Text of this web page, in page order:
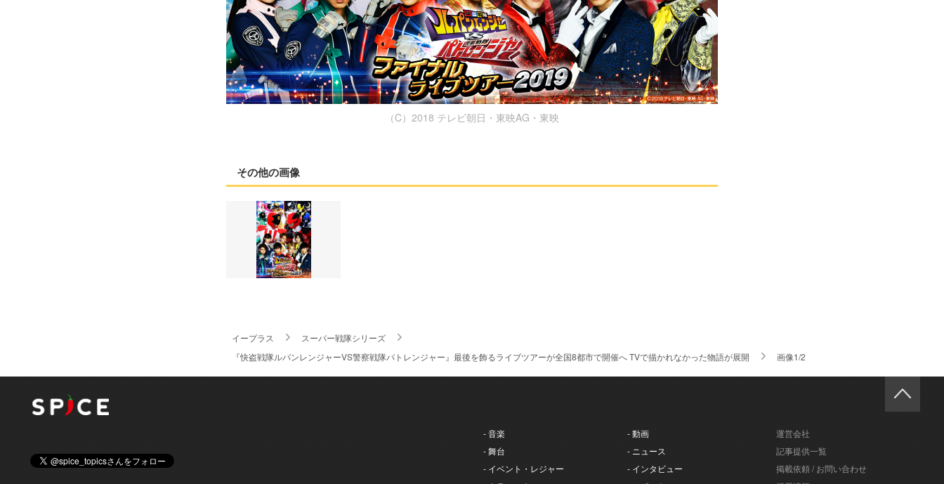
（C）2018 テレビ朝日・東映AG・東映
その他の画像
イープラス
スーパー戦隊シリーズ
『快盗戦隊ルパンレンジャーVS警察戦隊パトレンジャー』最後を飾るライブツアーが全国8都市で開催へ TVで描かれなかった物語が展開
画像1/2
- 音楽
- 舞台
- イベント・レジャー
- 動画
- ニュース
- インタビュー
運営会社
記事提供一覧
掲載依頼 / お問い合わせ